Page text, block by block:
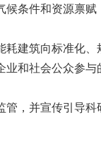
条件和资源禀
建筑向标准化、
和社会公众参
，并宣传引导科